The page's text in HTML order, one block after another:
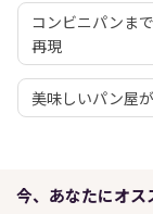
コンビニパンま
再現
美味しいパン屋
今、あなたにオス